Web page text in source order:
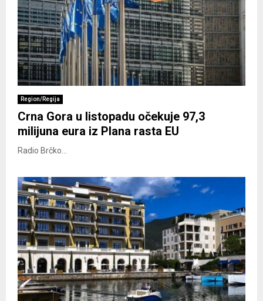
Region/Regija
Crna Gora u listopadu očekuje 97,3
milijuna eura iz Plana rasta EU
Radio Brčko...